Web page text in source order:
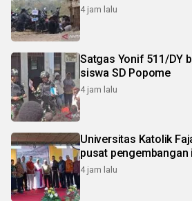
4 jam lalu
Satgas Yonif 511/DY
siswa SD Popome
4 jam lalu
Universitas Katolik
pusat pengembangan
4 jam lalu